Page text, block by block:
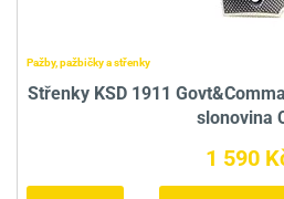
Pažby, pažbičky a střenky
Střenky KSD 1911
slonovina
1 590